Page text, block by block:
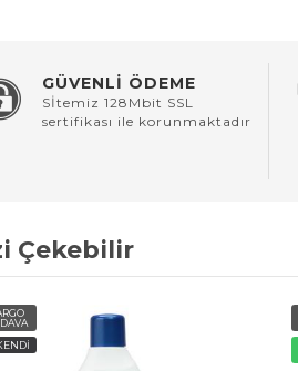
GÜVENLİ ÖDEME
Sİtemiz 128Mbit SSL
sertifikası ile korunmaktadır
Çekebilir